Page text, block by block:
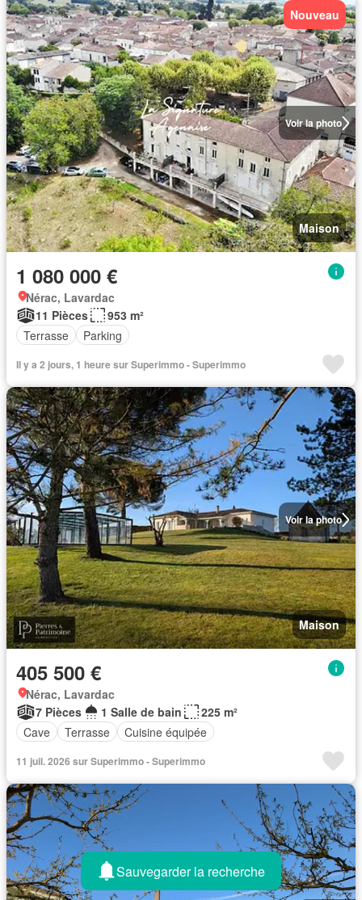
Voir la photo
Nouveau
Maison
1 080 000 €
Nérac, Lavardac
11 Pièces
953 m²
Terrasse
Parking
Il y a 2 jours, 1 heure sur Superimmo - Superimmo
Voir la photo
Maison
405 500 €
Nérac, Lavardac
7 Pièces
1 Salle de bain
225 m²
Cave
Terrasse Cuisine équipée
11 juil. 2026 sur Superimmo - Superimmo
Sauvegarder la recherche